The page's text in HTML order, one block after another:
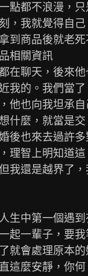
點都不浪漫，
，我就覺得自己
到商品後就老
相關資訊
在聊天，後來
我的。我們當了
他也向我坦承
什麼，就當是交
後也來去過許多
理智上明知道這
我還是越界了
生中第一個遇
起一輩子，要我
就會處理原本
這麼安靜，你何